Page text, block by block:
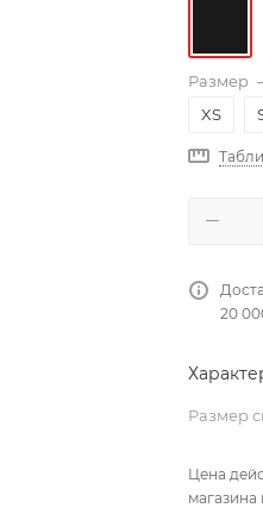
Размер
XS
20
Размер
Цена
магазина